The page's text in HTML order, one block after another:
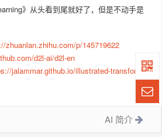
》从头看到尾就好了，但是不动手是
zhuanlan.zhihu.com/p/145719622
d2l-ai/d2l-en
jalammar.github.io/illustrated-transforme
AI 简介